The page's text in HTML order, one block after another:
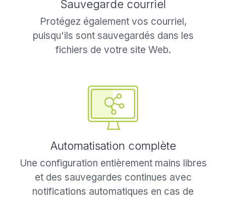
Sauvegarde courriel
Protégez également vos courriel,
puisqu'ils sont sauvegardés dans les
fichiers de votre site Web.
Automatisation complète
Une configuration entièrement mains libres
et des sauvegardes continues avec
notifications automatiques en cas de